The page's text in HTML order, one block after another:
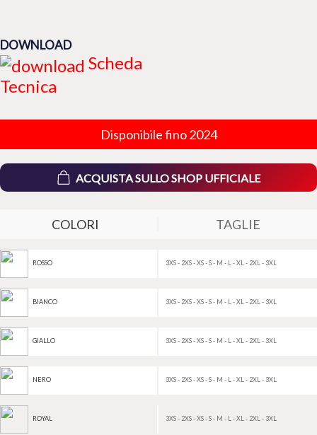
DOWNLOAD
Scheda
Tecnica
Disponibile fino 2024
ACQUISTA SULLO SHOP UFFICIALE
COLORI TAGLIE
ROSSO 3XS - 2XS - XS - S - M - L - XL - 2XL - 3XL
BIANCO 3XS - 2XS - XS - S - M - L - XL - 2XL - 3XL
GIALLO 3XS - 2XS - XS - S - M - L - XL - 2XL - 3XL
NERO 3XS - 2XS - XS - S - M - L - XL - 2XL - 3XL
ROYAL 3XS - 2XS - XS - S - M - L - XL - 2XL - 3XL